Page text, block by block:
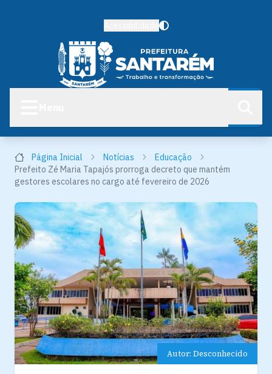
Página Inicial Notícias
Educação
Prefeito Zé Maria Tapajós prorroga decreto que mantém
gestores escolares no cargo até fevereiro de 2026
Autor: Desconhecido